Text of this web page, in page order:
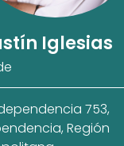
Iglesias
753,
Región